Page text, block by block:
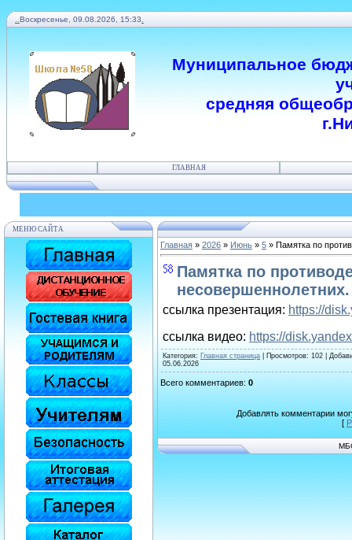
Воскресенье, 09.08.2026, 15:33
Муниципальное
средняя
ГЛАВНАЯ
МЕНЮ САЙТА
Главная » 2026 » Июнь » 5 » Памятка по
Памятка по
несовершеннолетних.
ссылка презентация: https://
ссылка видео: https://
Категория: Главная страница Просмотров: 102 |
05.06.2026
Всего комментариев: 0
Добавлять комментарии
[